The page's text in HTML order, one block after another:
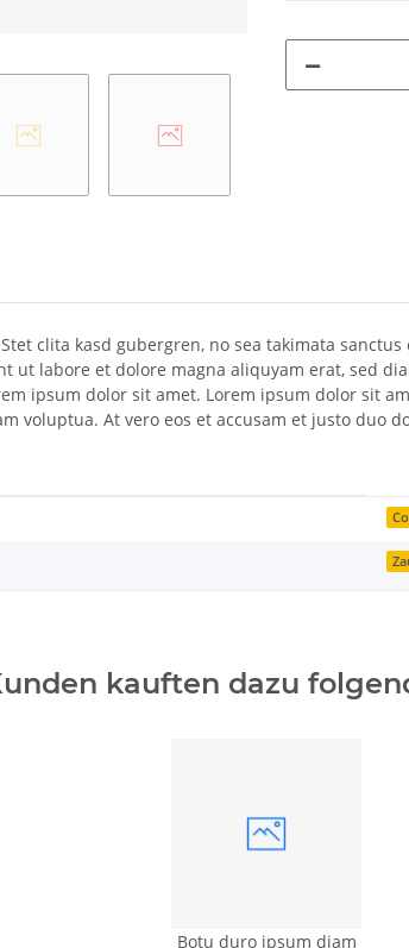
clita kasd gubergren, no sea takimata
labore et dolore magna aliquyam erat, sed
ipsum dolor sit amet. Lorem ipsum dolor sit
voluptua. At vero eos et accusam et justo duo
kauften dazu
Botu duro ipsum diam